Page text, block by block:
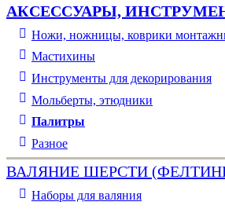
АКСЕССУАРЫ,
Ножи, ножницы, коврики
Мастихины
Инструменты для декорирования
Мольберты, этюдники
Палитры
Разное
ВАЛЯНИЕ ШЕРСТИ
Наборы для валяния